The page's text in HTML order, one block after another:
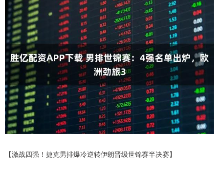
【激战四强！捷克男排爆冷逆转伊朗晋级世锦赛半决赛】